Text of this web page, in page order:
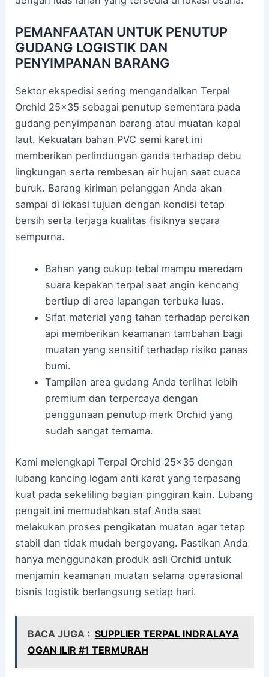
PEMANFAATAN UNTUK PENUTUP
GUDANG LOGISTIK DAN
PENYIMPANAN BARANG
Sektor ekspedisi sering mengandalkan Terpal
Orchid 25×35 sebagai penutup sementara pada
gudang penyimpanan barang atau muatan kapal
laut. Kekuatan bahan PVC semi karet ini
memberikan perlindungan ganda terhadap debu
lingkungan serta rembesan air hujan saat cuaca
buruk. Barang kiriman pelanggan Anda akan
sampai di lokasi tujuan dengan kondisi tetap
bersih serta terjaga kualitas fisiknya secara
sempurna.
Bahan yang cukup tebal mampu meredam
suara kepakan terpal saat angin kencang
bertiup di area lapangan terbuka luas.
Sifat material yang tahan terhadap percikan
api memberikan keamanan tambahan bagi
muatan yang sensitif terhadap risiko panas
bumi.
Tampilan area gudang Anda terlihat lebih
premium dan terpercaya dengan
penggunaan penutup merk Orchid yang
sudah sangat ternama.
Kami melengkapi Terpal Orchid 25×35 dengan
lubang kancing logam anti karat yang terpasang
kuat pada sekeliling bagian pinggiran kain. Lubang
pengait ini memudahkan staf Anda saat
melakukan proses pengikatan muatan agar tetap
stabil dan tidak mudah bergoyang. Pastikan Anda
hanya menggunakan produk asli Orchid untuk
menjamin keamanan muatan selama operasional
bisnis logistik berlangsung setiap hari.
BACA JUGA : SUPPLIER TERPAL INDRALAYA
OGAN ILIR #1 TERMURAH